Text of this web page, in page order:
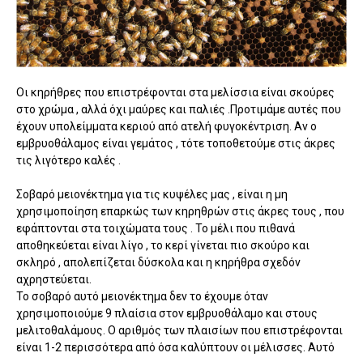
Οι κηρήθρες που επιστρέφονται στα μελίσσια είναι σκούρες
στο χρώμα , αλλά όχι μαύρες και παλιές .Προτιμάμε αυτές που
έχουν υπολείμματα κεριού από ατελή φυγοκέντριση. Αν ο
εμβρυοθάλαμος είναι γεμάτος , τότε τοποθετούμε στις άκρες
τις λιγότερο καλές .
Σοβαρό μειονέκτημα για τις κυψέλες μας , είναι η μη
χρησιμοποίηση επαρκώς των κηρηθρών στις άκρες τους , που
εφάπτονται στα τοιχώματα τους . Το μέλι που πιθανά
αποθηκεύεται είναι λίγο , το κερί γίνεται πιο σκούρο και
σκληρό , απολεπίζεται δύσκολα και η κηρήθρα σχεδόν
αχρηστεύεται.
Το σοβαρό αυτό μειονέκτημα δεν το έχουμε όταν
χρησιμοποιούμε 9 πλαίσια στον εμβρυοθάλαμο και στους
μελιτοθαλάμους. Ο αριθμός των πλαισίων που επιστρέφονται
είναι 1-2 περισσότερα από όσα καλύπτουν οι μέλισσες. Αυτό